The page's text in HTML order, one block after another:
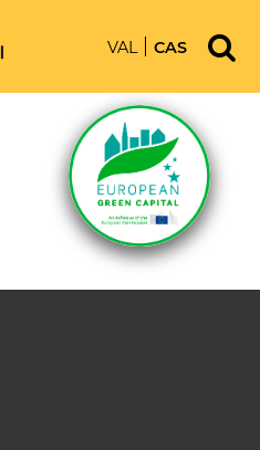
VAL CAS